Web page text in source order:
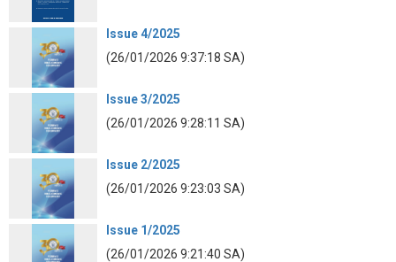
Issue 4/2025
(26/01/2026 9:37:18 SA)
Issue 3/2025
(26/01/2026 9:28:11 SA)
Issue 2/2025
(26/01/2026 9:23:03 SA)
Issue 1/2025
(26/01/2026 9:21:40 SA)